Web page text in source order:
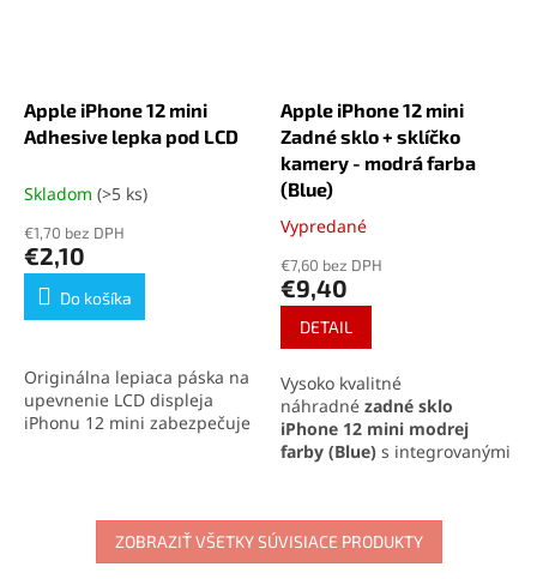
Apple iPhone 12 mini
Adhesive lepka pod LCD
Skladom (>5 ks)
€1,70 bez DPH
€2,10
Do košíka
Originálna lepiaca páska na
upevnenie LCD displeja
iPhonu 12 mini zabezpečuje
Apple iPhone 12 mini
Zadné sklo + sklíčko
kamery - modrá farba
(Blue)
Priemerné
produktu
je
5,0
hviezdičiek.
Vypredané
€7,60 bez DPH
€9,40
DETAIL
Vysoko kvalitné
náhradné zadné sklo
iPhone 12 mini modrej
farby (Blue) s integrovanými
obnovenie pôvodného
vzhľadu telefónu. Perfektná
kompatibilita a jednoduchá
ZOBRAZIŤ VŠETKY SÚVISIACE PRODUKTY